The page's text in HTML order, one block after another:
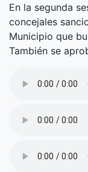
En la segunda
concejales
Municipio que
También se